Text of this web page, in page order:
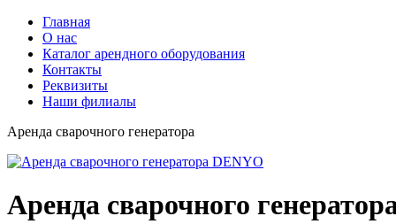
Главная
О нас
Каталог арендного оборудования
Контакты
Реквизиты
Наши филиалы
Аренда сварочного генератора
Аренда сварочного